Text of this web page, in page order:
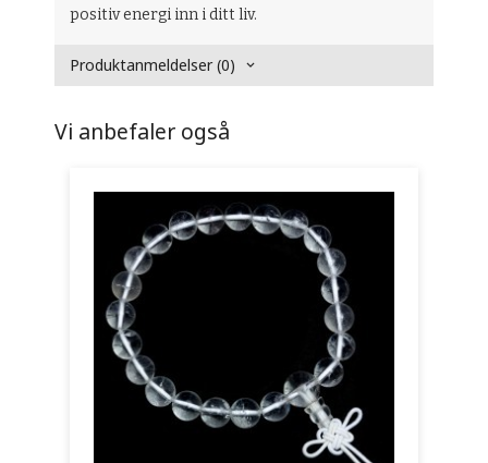
positiv energi inn i ditt liv.
Produktanmeldelser (0)
Vi anbefaler også